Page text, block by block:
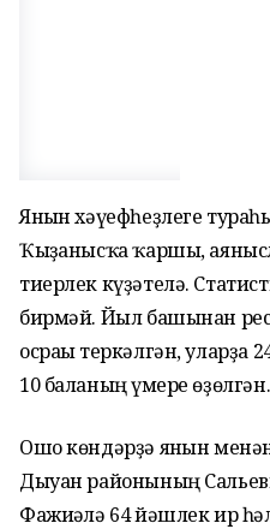
Янғын хәүефһеҙлеге
Ҡыҙғанысҡа ҡаршы,
тиерлек күҙәтелә.
бирмәй. Йыл башынан
осрағы теркәлгән,
10 баланың ғүмере өҙөлгән.
Ошо көндәрҙә янғын
Дыуан районының
Фажиғәлә 64 йәшлек ир